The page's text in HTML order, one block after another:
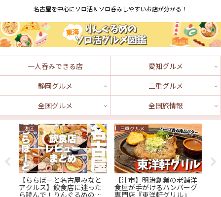
名古屋を中心にソロ活＆ソロ呑みしやすいお店が分かる！
一人呑みできる店
愛知グルメ
静岡グルメ
三重グルメ
全国グルメ
全国旅情報
港区
【ららぽーと名古屋みなと
アクルス】飲食店に迷った
ら読んで！りんぐるめのレ
三重グルメ
【津市】明治創業の老舗洋
食屋が手がけるハンバーグ
専門店『東洋軒グリル』